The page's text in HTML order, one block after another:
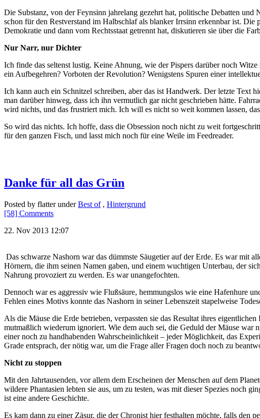
Die Substanz, von der Feynsinn jahrelang gezehrt hat, politische Debatten
schon für den Restverstand im Halbschlaf als blanker Irrsinn erkennbar ist.
Demokratie und dann vom Rechtsstaat getrennt hat, diskutieren sie über die
Nur Narr, nur Dichter
Ich finde das seltenst lustig. Keine Ahnung, wie der Pispers darüber noch
ein Aufbegehren? Vorboten der Revolution? Wenigstens Spuren einer
Ich kann auch ein Schnitzel schreiben, aber das ist Handwerk. Der letzte
man darüber hinweg, dass ich ihn vermutlich gar nicht geschrieben hätte.
wird nichts, und das frustriert mich. Ich will es nicht so weit kommen lassen,
So wird das nichts. Ich hoffe, dass die Obsession noch nicht zu weit
für den ganzen Fisch, und lasst mich noch für eine Weile im Feedreader.
Danke für all das Grün
Posted by flatter underBest of, Hintergrund
[58] Comments
22. Nov 2013 12:07
Das schwarze Nashorn war das dümmste Säugetier auf der Erde. Es war mit
Hörnern, die ihm seinen Namen gaben, und einem wuchtigen Unterbau, der
Nahrung provoziert zu werden. Es war unangefochten.
Dennoch war es aggressiv wie Flußsäure, hemmungslos wie eine Hafenhure
Fehlen eines Motivs konnte das Nashorn in seiner Lebenszeit stapelweise
Als die Mäuse die Erde betrieben, verpassten sie das Resultat ihres
mutmaßlich wiederum ignoriert. Wie dem auch sei, die Geduld der Mäuse war
einer noch zu handhabenden Wahrscheinlichkeit – jeder Möglichkeit, das
Grade entsprach, der nötig war, um die Frage aller Fragen doch noch zu
Nicht zu stoppen
Mit den Jahrtausenden, vor allem dem Erscheinen der Menschen auf dem
wildere Phantasien lebten sie aus, um zu testen, was mit dieser Spezies noch
ist eine andere Geschichte.
Es kam dann zu einer Zäsur, die der Chronist hier festhalten möchte, falls den